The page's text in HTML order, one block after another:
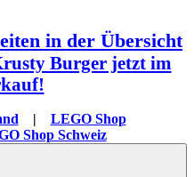
in der Übersicht
Burger jetzt im
| LEGO Shop
Shop Schweiz